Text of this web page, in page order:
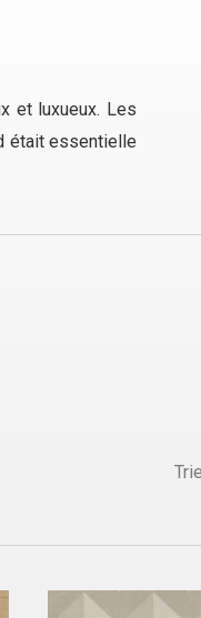
et luxueux. Les
était essentielle